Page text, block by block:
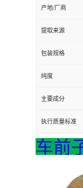
产地/厂商
提取来源
包装规格
纯度
主要成分
执行质量标准
车前